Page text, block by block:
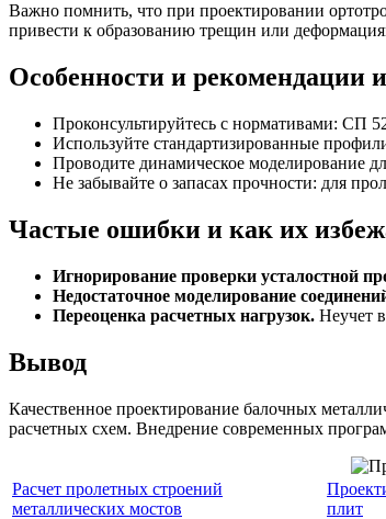
Важно помнить, что при проектировании
привести к образованию трещин или
Особенности и рекомендации
Проконсультируйтесь с нормативами: СП
Используйте стандартизированные
Проводите динамическое моделирование
Не забывайте о запасах прочности: для
Частые ошибки и как их
Игнорирование проверки усталостной
Недостаточное моделирование
Переоценка расчетных нагрузок. Неучет
Вывод
Качественное проектирование балочных
расчетных схем. Внедрение современных
Расчет пролетных строений
металлических мостов
плит